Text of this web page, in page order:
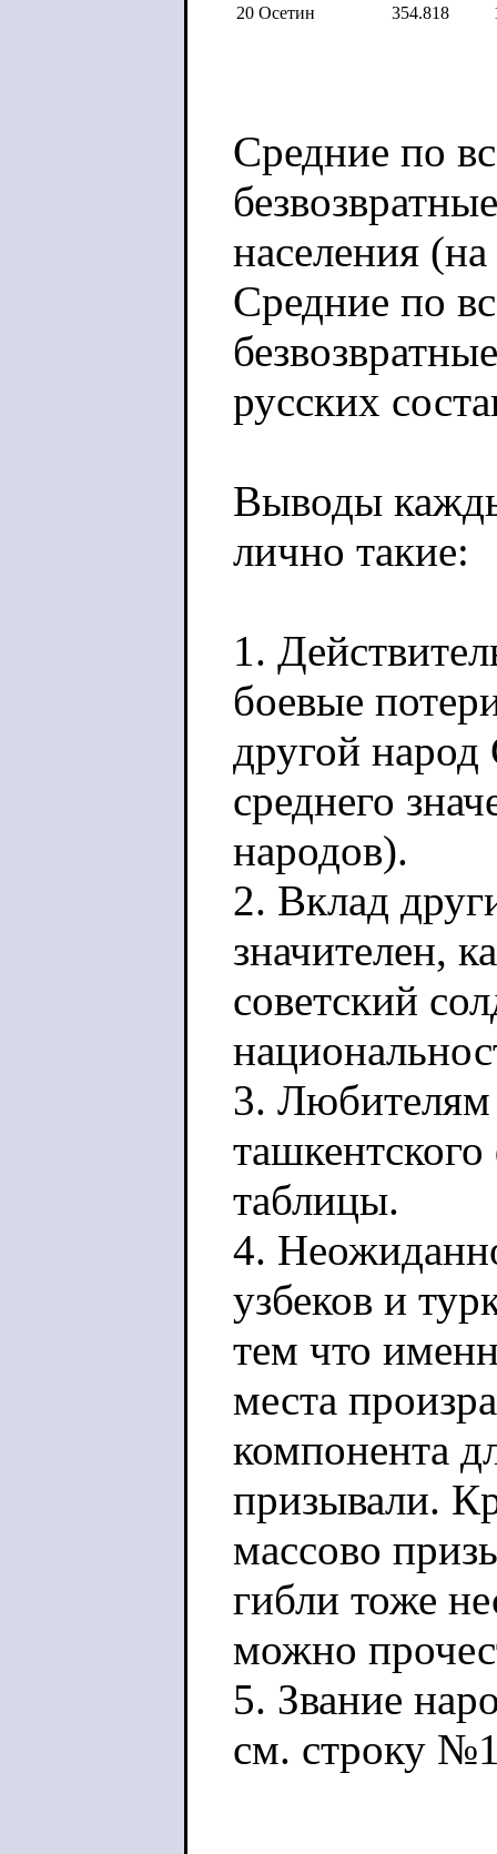
20 Осетин 354.818
Средние по
населения
Средние по
русских
Выводы
лично такие:
1.
боевые
другой
среднего
народов).
2. Вклад
значителен,
советский
3. Любителям
таблицы.
4.
узбеков и
тем что
места
компонента
призывали.
массово
гибли тоже
можно
5. Звание
см. строку